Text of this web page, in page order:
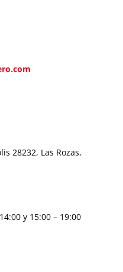
28232, Las Rozas,
y 15:00 – 19:00